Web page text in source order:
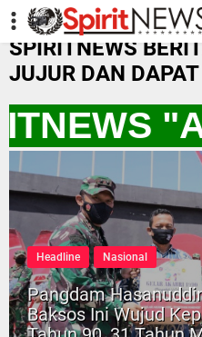
-->
SPIRITNEWS
JUJUR DAN
Headline Nasional
Pangdam
Baksos Ini Wujud